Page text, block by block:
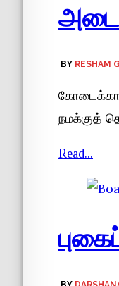
BY RESHAM
நமக்குத்
Read...